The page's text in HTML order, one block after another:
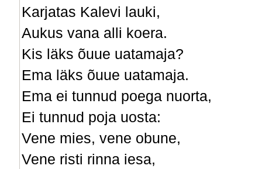
Karjatas Kalevi lauki,
Aukus vana alli koera.
Kis läks õuue uatamaja?
Ema läks õuue uatamaja.
Ema ei tunnud poega nuorta,
Ei tunnud poja uosta:
Vene mies, vene obune,
Vene risti rinna iesa,